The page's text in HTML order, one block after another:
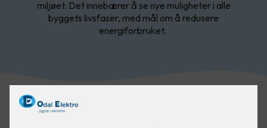
miljøet. Det innebærer å se nye muligheter i alle
byggets livsfaser, med mål om å redusere
energiforbruket.